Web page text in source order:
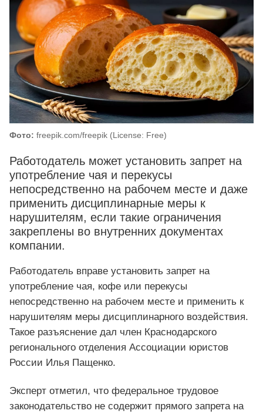
Фото: freepik.com/freepik (License: Free)
Работодатель может установить запрет на
употребление чая и перекусы
непосредственно на рабочем месте и даже
применить дисциплинарные меры к
нарушителям, если такие ограничения
закреплены во внутренних документах
компании.
Работодатель вправе установить запрет на
употребление чая, кофе или перекусы
непосредственно на рабочем месте и применить к
нарушителям меры дисциплинарного воздействия.
Такое разъяснение дал член Краснодарского
регионального отделения Ассоциации юристов
России Илья Пащенко.
Эксперт отметил, что федеральное трудовое
законодательство не содержит прямого запрета на